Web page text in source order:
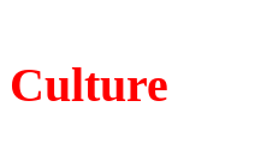
Culture